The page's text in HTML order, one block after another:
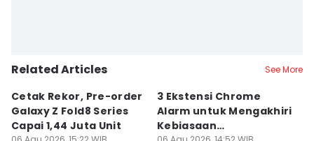
Related Articles See More
Cetak Rekor, Pre-order
Galaxy Z Fold8 Series
Capai 1,44 Juta Unit
3 Ekstensi Chrome
Alarm untuk Mengakhiri
Kebiasaan